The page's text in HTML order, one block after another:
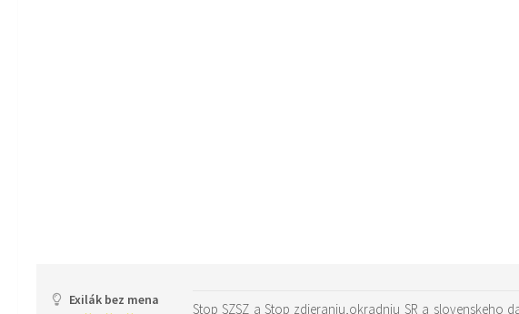
Exilák bez mena
Stop SZSZ a Stop zdieraniu,okradniu SR a